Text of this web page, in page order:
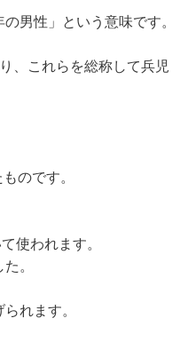
男性」という意味です。
、これらを総称して兵児
のです。
使われます。
。
れます。